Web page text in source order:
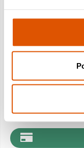
Platite gotovinom
Povrat robe moguć